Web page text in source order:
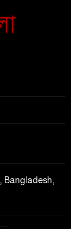
সেনাপ্রধান এবং
সৌজন্য সাক্ষাৎ
প্রশিক্ষণ
মাল্টিন্যাশনাল
Bangladesh,